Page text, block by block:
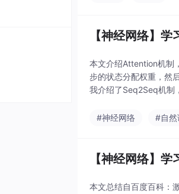
【神经网络】
本文介绍Attention机制
步的状态分配权重，然
我介绍了Seq2Seq机制
#神经网络
#自然
【神经网络】
本文总结自百度百科：